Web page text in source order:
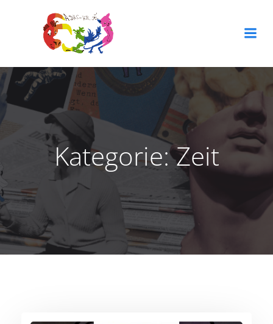
Kategorie:Zeit